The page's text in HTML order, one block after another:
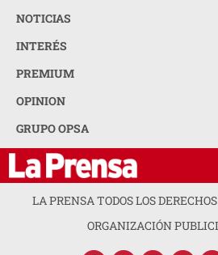
NOTICIAS
INTERÉS
PREMIUM
OPINION
GRUPO OPSA
LA PRENSA TODOS LOS
ORGANIZACIÓN